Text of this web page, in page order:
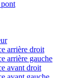
arrière droit
arrière gauche
avant droit